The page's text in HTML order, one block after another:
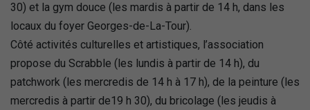
30) et la gym douce (les mardis à partir de 14 h, dans les
locaux du foyer Georges-de-La-Tour).
Côté activités culturelles et artistiques, l’association
propose du Scrabble (les lundis à partir de 14 h), du
patchwork (les mercredis de 14 h à 17 h), de la peinture (les
mercredis à partir de19 h 30), du bricolage (les jeudis à